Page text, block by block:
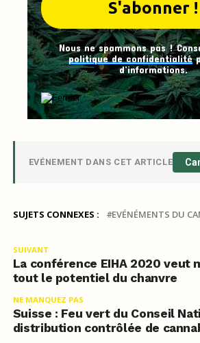
Nous ne spammons pas !
politique de confidentialité
d’informations.
EVÉNEMENT DANS CET ARTICLE
SUJETS CONNEXES : EVÉNÉMENTS DU
SUIVANT
La conférence EIHA 2020 veut
tout le potentiel du chanvre
NE MANQUEZ PAS
Suisse : Feu vert du Conseil
distribution contrôlée de